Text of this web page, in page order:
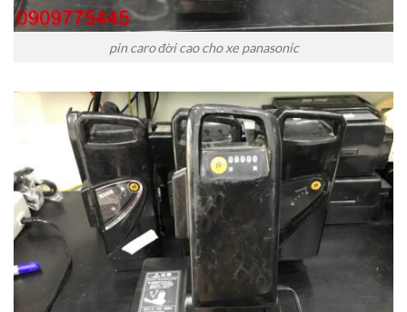
pin caro đời cao cho xe panasonic